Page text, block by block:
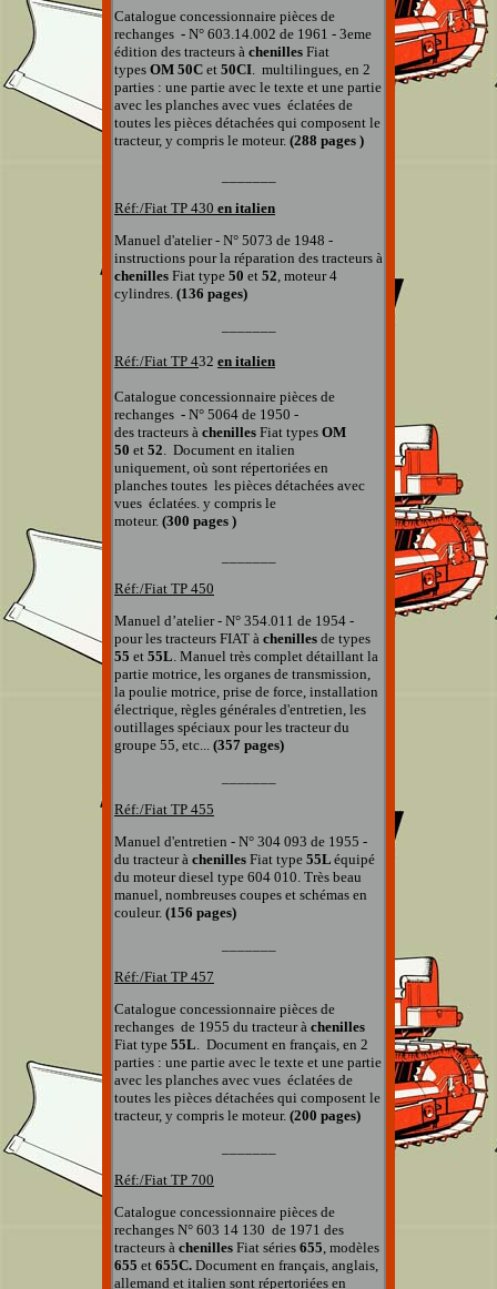
Catalogue concessionnaire pièces de
rechanges - N° 603.14.002 de 1961 - 3eme
édition des tracteurs à chenilles Fiat
types OM 50C et 50CI. multilingues, en 2
parties : une partie avec le texte et une partie
avec les planches avec vues éclatées de
toutes les pièces détachées qui composent le
tracteur, y compris le moteur. (288 pages )
Réf:/Fiat TP 430 en italien
Manuel d'atelier - N° 5073 de 1948 -
instructions pour la réparation des tracteurs à
chenilles Fiat type 50 et 52, moteur 4
cylindres. (136 pages)
Réf:/Fiat TP 432 en italien
Catalogue concessionnaire pièces de
rechanges - N° 5064 de 1950 -
des tracteurs à chenilles Fiat types OM
50 et 52. Document en italien
uniquement, où sont répertoriées en
planches toutes les pièces détachées avec
vues éclatées. y compris le
moteur. (300 pages )
Réf:/Fiat TP 450
Manuel d’atelier - N° 354.011 de 1954 -
pour les tracteurs FIAT à chenilles de types
55 et 55L. Manuel très complet détaillant la
partie motrice, les organes de transmission,
la poulie motrice, prise de force, installation
électrique, règles générales d'entretien, les
outillages spéciaux pour les tracteur du
groupe 55, etc... (357 pages)
Réf:/Fiat TP 455
Manuel d'entretien - N° 304 093 de 1955 -
du tracteur à chenilles Fiat type 55L équipé
du moteur diesel type 604 010. Très beau
manuel, nombreuses coupes et schémas en
couleur. (156 pages)
Réf:/Fiat TP 457
Catalogue concessionnaire pièces de
rechanges de 1955 du tracteur à chenilles
Fiat type 55L. Document en français, en 2
parties : une partie avec le texte et une partie
avec les planches avec vues éclatées de
toutes les pièces détachées qui composent le
tracteur, y compris le moteur. (200 pages)
Réf:/Fiat TP 700
Catalogue concessionnaire pièces de
rechanges N° 603 14 130 de 1971 des
tracteurs à chenilles Fiat séries 655, modèles
655 et 655C. Document en français, anglais,
allemand et italien sont répertoriées en